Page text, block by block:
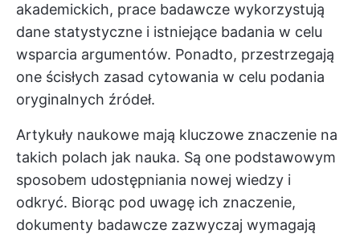
akademickich, prace badawcze wykorzystują
dane statystyczne i istniejące badania w celu
wsparcia argumentów. Ponadto, przestrzegają
one ścisłych zasad cytowania w celu podania
oryginalnych źródeł.
Artykuły naukowe mają kluczowe znaczenie na
takich polach jak nauka. Są one podstawowym
sposobem udostępniania nowej wiedzy i
odkryć. Biorąc pod uwagę ich znaczenie,
dokumenty badawcze zazwyczaj wymagają